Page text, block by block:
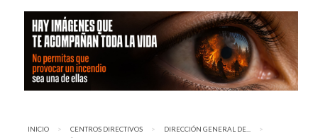
INICIO CENTROS DIRECTIVOS
DIRECCIÓN GENERAL DE...